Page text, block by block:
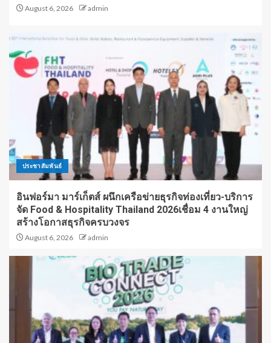
August 6, 2026 admin
ประชาสัมพันธ์
อินฟอร์มา มาร์เก็ตส์ ผนึกเครือข่ายธุรกิจท่องเที่ยว-บริการ
จัด Food & Hospitality Thailand 2026เชื่อม 4 งานใหญ่
สร้างโอกาสธุรกิจครบวงจร
August 6, 2026 admin